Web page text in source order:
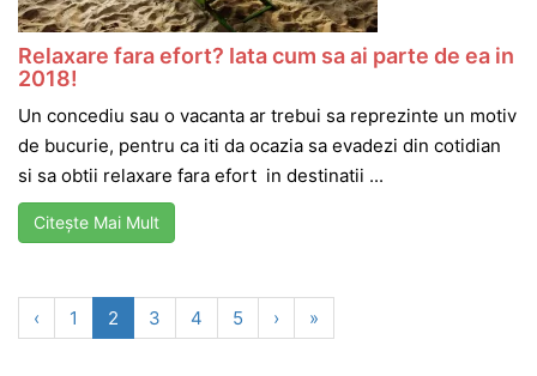
Relaxare fara efort? Iata cum sa ai parte de ea in
2018!
Un concediu sau o vacanta ar trebui sa reprezinte un motiv
de bucurie, pentru ca iti da ocazia sa evadezi din cotidian
si sa obtii relaxare fara efort in destinatii ...
Citește Mai Mult
‹ 1 2 3 4 5 › »